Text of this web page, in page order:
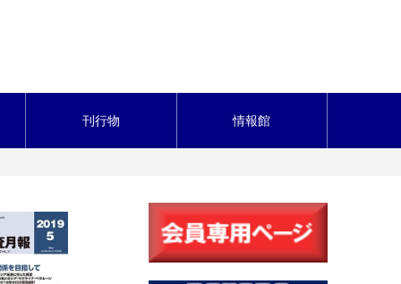
刊行物 情報館